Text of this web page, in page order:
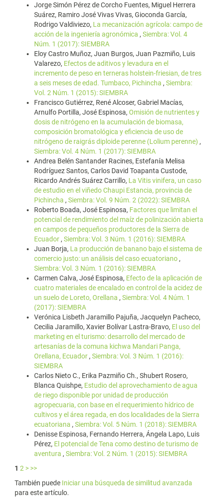
Jorge Simón Pérez de Corcho Fuentes, Miguel Herrera
Suárez, Ramiro José Vivas Vivas, Gioconda García,
Rodrigo Valdiviezo, La mecanización agrícola: campo de
acción de la ingeniería agronómica , Siembra: Vol. 4
Núm. 1 (2017): SIEMBRA
Eloy Castro Muñoz, Juan Burgos, Juan Pazmiño, Luis
Valarezo, Efectos de aditivos y levadura en el
incremento de peso en terneras holstein-friesian, de tres
a seis meses de edad. Tumbaco, Pichincha , Siembra:
Vol. 2 Núm. 1 (2015): SIEMBRA
Francisco Gutiérrez, René Alcoser, Gabriel Macías,
Arnulfo Portilla, José Espinosa, Omisión de nutrientes y
dosis de nitrógeno en la acumulación de biomasa,
composición bromatológica y eficiencia de uso de
nitrógeno de raigrás diploide perenne (Lolium perenne) ,
Siembra: Vol. 4 Núm. 1 (2017): SIEMBRA
Andrea Belén Santander Racines, Estefanía Melisa
Rodríguez Santos, Carlos David Toapanta Custode,
Ricardo Andrés Suárez Carrillo, La Vitis vinifera, un caso
de estudio en el viñedo Chaupi Estancia, provincia de
Pichincha , Siembra: Vol. 9 Núm. 2 (2022): SIEMBRA
Roberto Boada, José Espinosa, Factores que limitan el
potencial de rendimiento del maíz de polinización abierta
en campos de pequeños productores de la Sierra de
Ecuador , Siembra: Vol. 3 Núm. 1 (2016): SIEMBRA
Juan Borja, La producción de banano bajo el sistema de
comercio justo: un análisis del caso ecuatoriano ,
Siembra: Vol. 3 Núm. 1 (2016): SIEMBRA
Carmen Calva, José Espinosa, Efecto de la aplicación de
cuatro materiales de encalado en control de la acidez de
un suelo de Loreto, Orellana , Siembra: Vol. 4 Núm. 1
(2017): SIEMBRA
Verónica Lisbeth Jaramillo Pajuña, Jacquelyn Pacheco,
Cecilia Jaramillo, Xavier Bolívar Lastra-Bravo, El uso del
marketing en el turismo: desarrollo del mercado de
artesanías de la comuna kichwa Mandari Panga,
Orellana, Ecuador , Siembra: Vol. 3 Núm. 1 (2016):
SIEMBRA
Carlos Nieto C., Erika Pazmiño Ch., Shubert Rosero,
Blanca Quishpe, Estudio del aprovechamiento de agua
de riego disponible por unidad de producción
agropecuaria, con base en el requerimiento hídrico de
cultivos y el área regada, en dos localidades de la Sierra
ecuatoriana , Siembra: Vol. 5 Núm. 1 (2018): SIEMBRA
Denisse Espinosa, Fernando Herrera, Ángela Lapo, Luis
Pérez, El potencial de Tena como destino de turismo de
aventura , Siembra: Vol. 2 Núm. 1 (2015): SIEMBRA
1 2 > >>
También puede Iniciar una búsqueda de similitud avanzada
para este artículo.